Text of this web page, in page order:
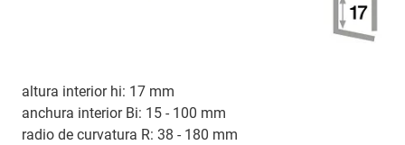
altura interior hi: 17 mm
anchura interior Bi: 15 - 100 mm
radio de curvatura R: 38 - 180 mm